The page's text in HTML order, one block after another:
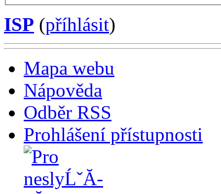
ISP (příhlásit)
Mapa webu
Nápověda
Odběr RSS
Prohlášení přístupnosti